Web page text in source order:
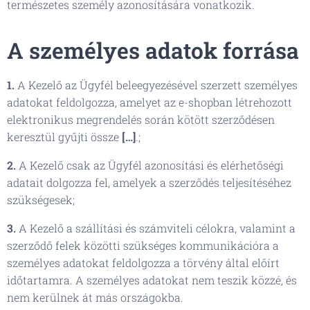
természetes személy azonosítására vonatkozik.
A személyes adatok forrása
1. A Kezelő az Ügyfél beleegyezésével szerzett személyes
adatokat feldolgozza, amelyet az e-shopban létrehozott
elektronikus megrendelés során kötött szerződésen
keresztül gyűjti össze […].;
2. A Kezelő csak az Ügyfél azonosítási és elérhetőségi
adatait dolgozza fel, amelyek a szerződés teljesítéséhez
szükségesek;
3. A Kezelő a szállítási és számviteli célokra, valamint a
szerződő felek közötti szükséges kommunikációra a
személyes adatokat feldolgozza a törvény által előírt
időtartamra. A személyes adatokat nem teszik közzé, és
nem kerülnek át más országokba.